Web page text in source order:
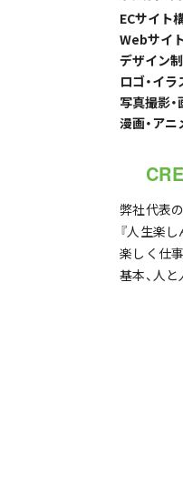
ECサイト
Webサイ
デザイン
ロゴ・イ
写真撮影
漫画・ア
弊社代表
『人生楽
楽しく仕
基本、人